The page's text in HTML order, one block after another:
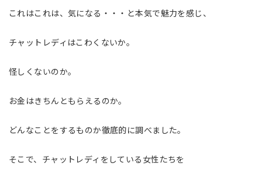
これはこれは、気になる・・・と本気で魅力を感じ、
チャットレディはこわくないか。
怪しくないのか。
お金はきちんともらえるのか。
どんなことをするものか徹底的に調べました。
そこで、チャットレディをしている女性たちを